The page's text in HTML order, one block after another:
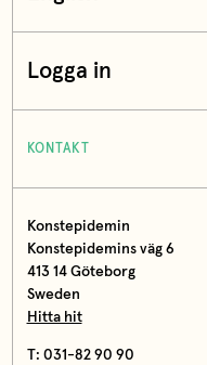
Logga in
KONTAKT
Konstepidemin
Konstepidemins väg 6
413 14 Göteborg
Sweden
Hitta hit
T: 031-82 90 90